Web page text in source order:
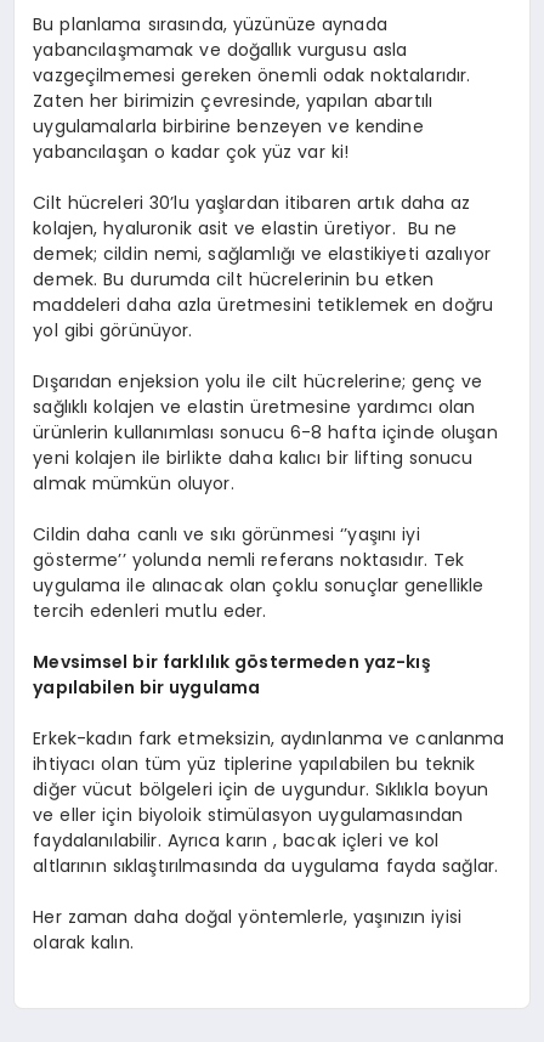
Bu planlama sırasında, yüzünüze aynada
yabancılaşmamak ve doğallık vurgusu asla
vazgeçilmemesi gereken önemli odak noktalarıdır.
Zaten her birimizin çevresinde, yapılan abartılı
uygulamalarla birbirine benzeyen ve kendine
yabancılaşan o kadar çok yüz var ki!
Cilt hücreleri 30’lu yaşlardan itibaren artık daha az
kolajen, hyaluronik asit ve elastin üretiyor. Bu ne
demek; cildin nemi, sağlamlığı ve elastikiyeti azalıyor
demek. Bu durumda cilt hücrelerinin bu etken
maddeleri daha azla üretmesini tetiklemek en doğru
yol gibi görünüyor.
Dışarıdan enjeksion yolu ile cilt hücrelerine; genç ve
sağlıklı kolajen ve elastin üretmesine yardımcı olan
ürünlerin kullanımlası sonucu 6-8 hafta içinde oluşan
yeni kolajen ile birlikte daha kalıcı bir lifting sonucu
almak mümkün oluyor.
Cildin daha canlı ve sıkı görünmesi ‘’yaşını iyi
gösterme’’ yolunda nemli referans noktasıdır. Tek
uygulama ile alınacak olan çoklu sonuçlar genellikle
tercih edenleri mutlu eder.
Mevsimsel bir farklılık göstermeden yaz-kış
yapılabilen bir uygulama
Erkek-kadın fark etmeksizin, aydınlanma ve canlanma
ihtiyacı olan tüm yüz tiplerine yapılabilen bu teknik
diğer vücut bölgeleri için de uygundur. Sıklıkla boyun
ve eller için biyoloik stimülasyon uygulamasından
faydalanılabilir. Ayrıca karın , bacak içleri ve kol
altlarının sıklaştırılmasında da uygulama fayda sağlar.
Her zaman daha doğal yöntemlerle, yaşınızın iyisi
olarak kalın.